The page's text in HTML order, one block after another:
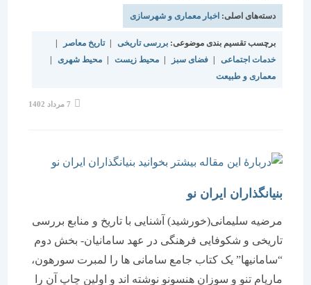
دسته‌های اصلی:اخبار معماری و شهرسازی
برچسب تقسیم بندی موضوعی:بررسی تاریخی | تاریخ معاصر |
خدمات اجتماعی
| فضای سبز | محیط زیست | محیط شهری |
معماری و طبیعت
بنیانگذاران ایران نو
مرضیه سلیمانی(خورشید) آشنایی با تاریخ و منابع بررسی
تاریخی و شکوفایی فرهنگی در عهد سامانیان- بخش دوم
“سامانیها” یک کتاب جامع سامانی ها را لمبرت سورهون،
ماریام تنو و سوزان هنسونو نوشته اند و اولین چاپ آن را